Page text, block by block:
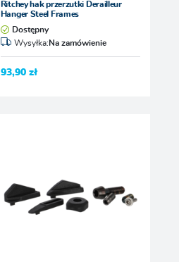
Ritchey hak przerzutki Derailleur
Hanger Steel Frames
Dostępny
Wysyłka:Na zamówienie
93,90 zł